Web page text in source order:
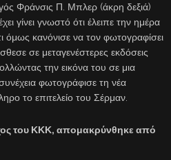
Φράνσις Π. Μπλερ (άκρη δεξιά)
γίνει γνωστό ότι έλειπε την ημέρα
κανόνισε να τον φωτογραφίσει
σε μεταγενέστερες εκδόσεις
την εικόνα του σε μια
φωτογράφισε τη νέα
το επιτελείο του Σέρμαν.
του ΚΚΚ, απομακρύνθηκε από